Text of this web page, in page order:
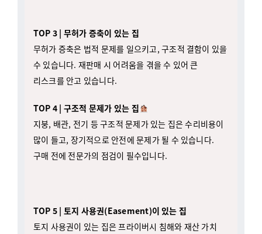
무허가 증축은 법적 문제를 일으키고, 구조적 결함이 있을
수 있습니다. 재판매 시 어려움을 겪을 수 있어 큰
리스크를 안고 있습니다.
지붕, 배관, 전기 등 구조적 문제가 있는 집은 수리비용이
많이 들고, 장기적으로 안전에 문제가 될 수 있습니다.
구매 전에 전문가의 점검이 필수입니다.
토지 사용권이 있는 집은 프라이버시 침해와 재산 가치
하락 위험이 있을 수 있습니다. 이를 사전에 확인하고